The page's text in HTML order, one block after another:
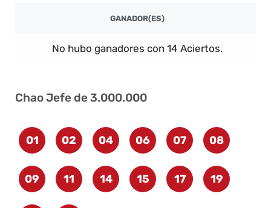
GANADOR(ES)
No hubo ganadores con 14 Aciertos.
Chao Jefe de 3.000.000
01 02 04 06 07 08
09 11 14 15 17 19